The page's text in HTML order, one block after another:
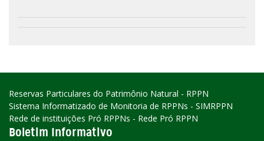
Reservas Particulares do Patrimônio Natural - RPPN
Sistema Informatizado de Monitoria de RPPNs - SIMRPPN
Rede de instituições Pró RPPNs - Rede Pró RPPN
Boletim Informativo